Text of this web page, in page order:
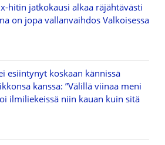
hitin jatkokausi alkaa räjähtävästi
on jopa vallanvaihdos Valkoisessa
esiintynyt koskaan kännissä
kanssa: ”Välillä viinaa meni
ilmiliekeissä niin kauan kuin sitä